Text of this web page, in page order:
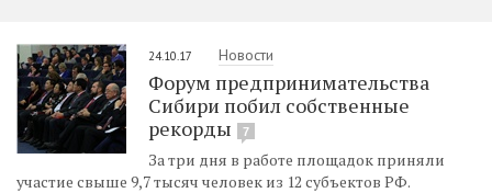
24.10.17 Новости
Форум предпринимательства
Сибири побил собственные
рекорды
7
За три дня в работе площадок приняли
участие свыше 9,7 тысяч человек из 12 субъектов РФ.